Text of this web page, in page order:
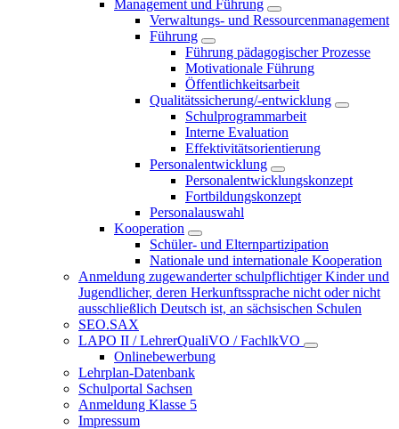
Management und Führung
Verwaltungs- und Ressourcenmanagement
Führung
Führung pädagogischer Prozesse
Motivationale Führung
Öffentlichkeitsarbeit
Qualitätssicherung/-entwicklung
Schulprogrammarbeit
Interne Evaluation
Effektivitätsorientierung
Personalentwicklung
Personalentwicklungskonzept
Fortbildungskonzept
Personalauswahl
Kooperation
Schüler- und Elternpartizipation
Nationale und internationale Kooperation
Anmeldung zugewanderter schulpflichtiger Kinder und
Jugendlicher, deren Herkunftssprache nicht oder nicht
ausschließlich Deutsch ist, an sächsischen Schulen
SEO.SAX
LAPO II / LehrerQualiVO / FachlkVO
Onlinebewerbung
Lehrplan-Datenbank
Schulportal Sachsen
Anmeldung Klasse 5
Impressum